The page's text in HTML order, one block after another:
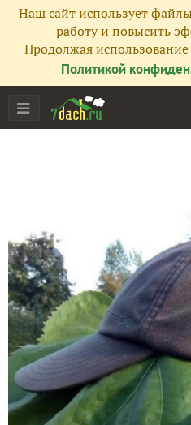
Наш сайт использует
работу и повысить
Продолжая использование
Политикой
Главная
Подписчики
Все публикации
Сейчас обсуждают